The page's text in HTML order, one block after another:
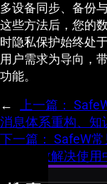
多设备同步、备份
这些方法后，您的
时隐私保护始终处
用户需求为导向，
功能。
← 上一篇：
消息体系重构、知
下一篇： SafeW
全：高效解决使